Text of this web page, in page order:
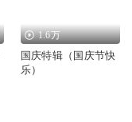
1.6万
国庆特辑（国庆节快
乐）